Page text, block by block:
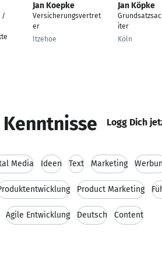
/
Jan Koepke
Versicherungsvertret
er
Itzehoe
Jan Köpke
iter
Köln
Logg Dich
Media Ideen Text Marketing
Product Marketing
Agile Entwicklung Deutsch Content